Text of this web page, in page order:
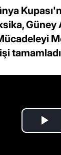
Güney